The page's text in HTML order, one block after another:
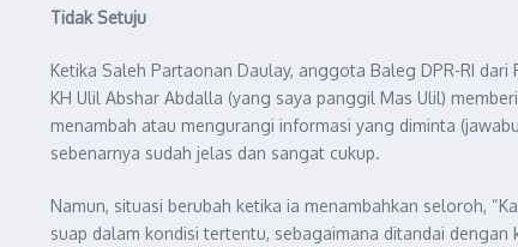
Tidak Setuju
Ketika Saleh Partaonan Daulay, anggota Baleg DPR-RI
KH Ulil Abshar Abdalla (yang saya panggil Mas Ulil)
menambah atau mengurangi informasi yang diminta
sebenarnya sudah jelas dan sangat cukup.
Namun, situasi berubah ketika ia menambahkan seloroh,
suap dalam kondisi tertentu, sebagaimana ditandai dengan